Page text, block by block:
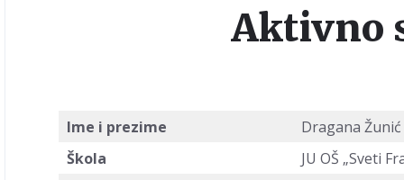
Aktivno
Ime i prezime
Dragana Žunić
Škola
JU OŠ „Sveti